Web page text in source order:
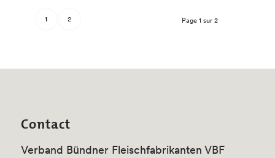
Page 1 sur 2
1 2
Contact
Verband Bündner Fleischfabrikanten VBF